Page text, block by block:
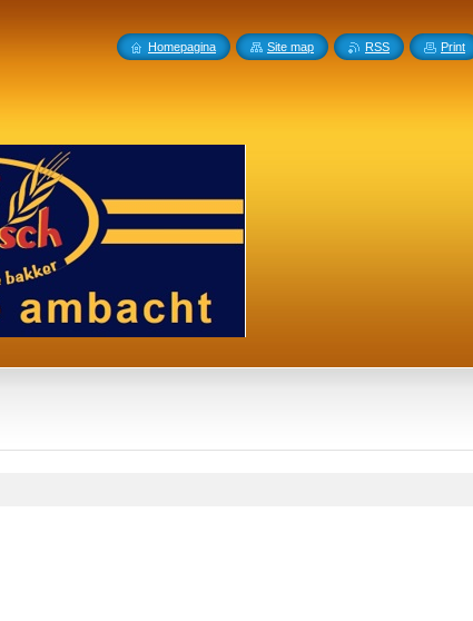
Homepagina Site map RSS Print